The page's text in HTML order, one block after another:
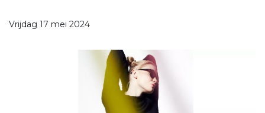
Vrijdag 17 mei 2024